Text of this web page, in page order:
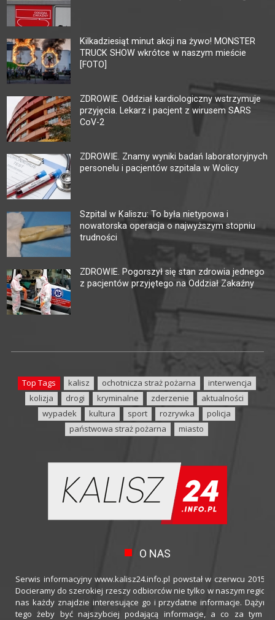
Kilkadziesiąt minut akcji na żywo! MONSTER
TRUCK SHOW wkrótce w naszym mieście
[FOTO]
ZDROWIE. Oddział kardiologiczny wstrzymuje
przyjęcia. Lekarz i pacjent z wirusem SARS
CoV-2
ZDROWIE. Znamy wyniki badań laboratoryjnych
personelu i pacjentów szpitala w Wolicy
Szpital w Kaliszu: To była nietypowa i
nowatorska operacja o najwyższym stopniu
trudności
ZDROWIE. Pogorszył się stan zdrowia jednego
z pacjentów przyjętego na Oddział Zakaźny
Top Tags kalisz ochotnicza straż pożarna
interwencja
kolizja
drogi kryminalne zderzenie
aktualności
wypadek
kultura sport rozrywka
policja
państwowa straż pożarna
miasto
O NAS
Serwis informacyjny www.kalisz24.info.pl powstał w czerwcu 2015
Docieramy do szerokiej rzeszy odbiorców nie tylko w naszym
nas każdy znajdzie interesujące go i przydatne informacje.
tego żeby być najszybciej podającą informacje, a co za tym